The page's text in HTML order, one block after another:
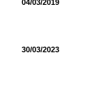
04/03/2019
30/03/2023